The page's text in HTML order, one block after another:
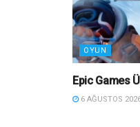
OYUN
Epic Games
6 AĞUSTOS